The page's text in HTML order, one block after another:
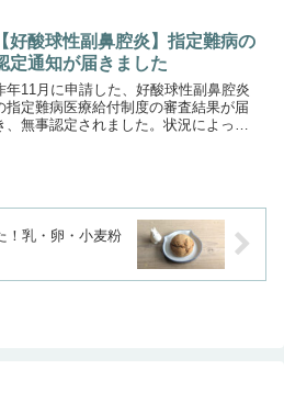
個人的には消耗の方が大きい...
【好酸球性副鼻腔炎】指定難病の
定通知が届きました
年11月に申請した、好酸球性副鼻腔炎
指定難病医療給付制度の審査結果が届
、無事認定されました。状況によって
！乳・卵・小麦粉